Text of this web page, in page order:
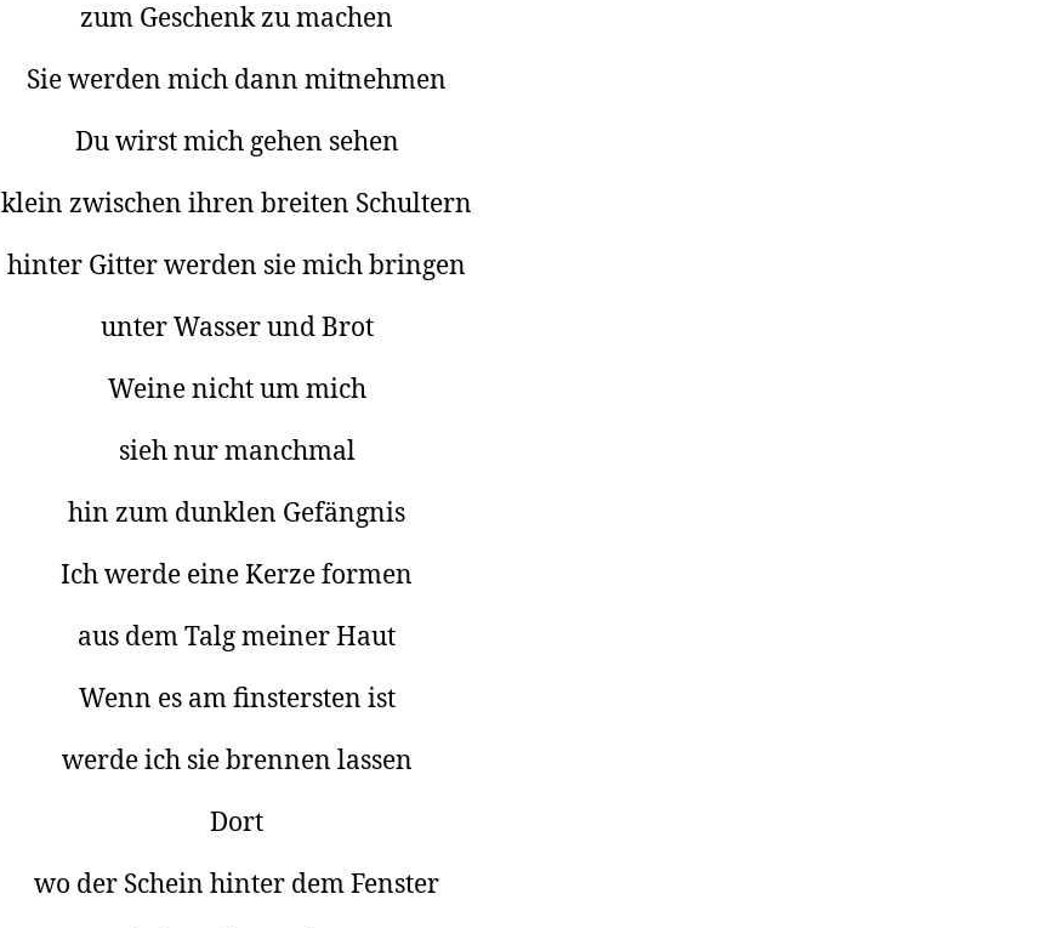
zum Geschenk zu machen
Sie werden mich dann mitnehmen
Du wirst mich gehen sehen
klein zwischen ihren breiten Schultern
hinter Gitter werden sie mich bringen
unter Wasser und Brot
Weine nicht um mich
sieh nur manchmal
hin zum dunklen Gefängnis
Ich werde eine Kerze formen
aus dem Talg meiner Haut
Wenn es am finstersten ist
werde ich sie brennen lassen
Dort
wo der Schein hinter dem Fenster